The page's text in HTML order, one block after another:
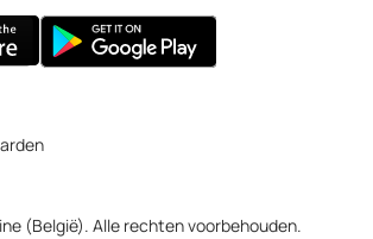
(België). Alle rechten voorbehouden.